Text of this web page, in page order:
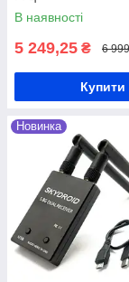
В наявності
5 249,25 ₴ 6
Купити
Новинка